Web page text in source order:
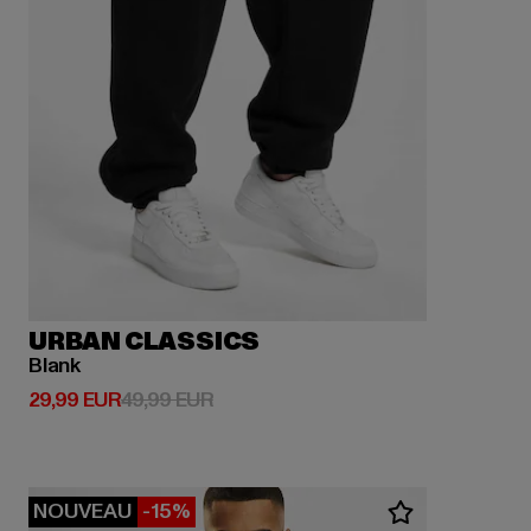
URBAN CLASSICS
Blank
29,99 EUR
Prix courant: 29,99 EUR
49,99 EURPrix en promotion: 49,99 EUR
NOUVEAU -15%